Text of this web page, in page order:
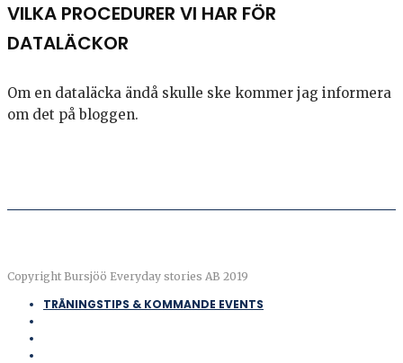
VILKA PROCEDURER VI HAR FÖR
DATALÄCKOR
Om en dataläcka ändå skulle ske kommer jag informera
om det på bloggen.
Copyright Bursjöö Everyday stories AB 2019
TRÄNINGSTIPS & KOMMANDE EVENTS